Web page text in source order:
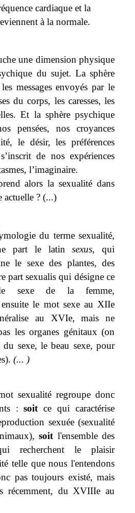
cardiaque et la
à la normale.
une dimension physique
du sujet. La sphère
messages envoyés par le
du corps, les caresses, les
Et la sphère psychique
pensées, nos croyances
le désir, les préférences
de nos expériences
l’imaginaire.
alors la sexualité dans
actuelle ? (...)
du terme sexualité,
part le latinsexus, qui
le sexe des plantes, des
partsexualis qui désigne ce
sexe de la femme,
le mot sexe au XIIe
au XVIe, mais ne
les organes génitaux (on
sexe, le beau sexe, pour
(... )
sexualité regroupe donc
:soit ce qui caractérise
sexuée (sexualité
soit l'ensemble des
recherchent le plaisir
telle que nous l'entendons
pas toujours existé, mais
récemment, du XVIIIe au